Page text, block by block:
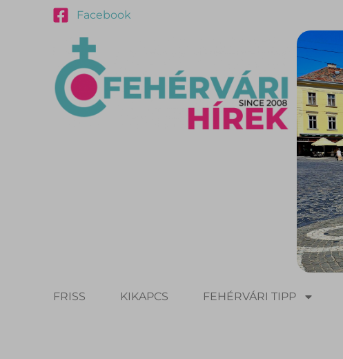
Facebook
FRISS KIKAPCS FEHÉRVÁRI TIPP